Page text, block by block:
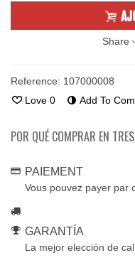
Share
Reference: 107000008
Love 0 Add To
POR QUÉ COMPRAR EN
PAIEMENT
Vous pouvez payer par
GARANTÍA
La mejor elección de